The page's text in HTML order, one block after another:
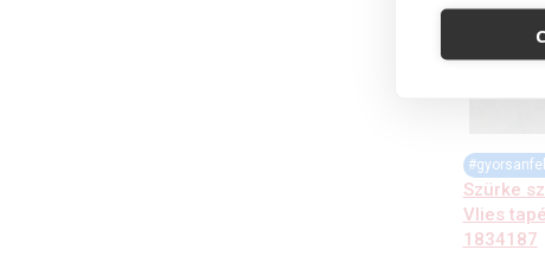
Szürke
Vlies
1834187